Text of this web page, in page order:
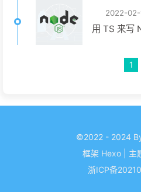
2022-02-
用 TS 来写
1
©2022 - 2024
框架 Hexo 主
浙ICP备